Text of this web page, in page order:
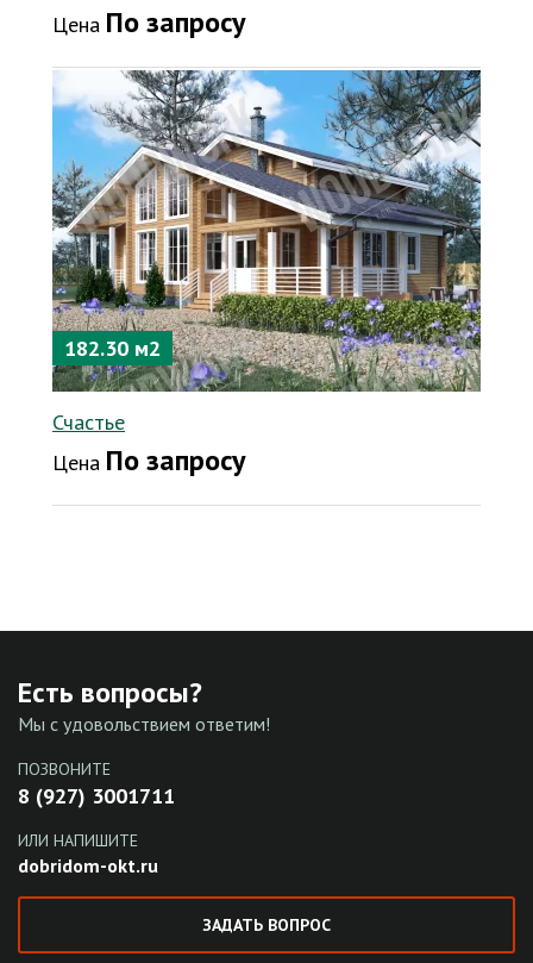
Цена По запросу
182.30 м2
Счастье
Цена По запросу
Есть вопросы?
Мы с удовольствием ответим!
ПОЗВОНИТЕ
8 (927) 3001711
ИЛИ НАПИШИТЕ
dobridom-okt.ru
ЗАДАТЬ ВОПРОС